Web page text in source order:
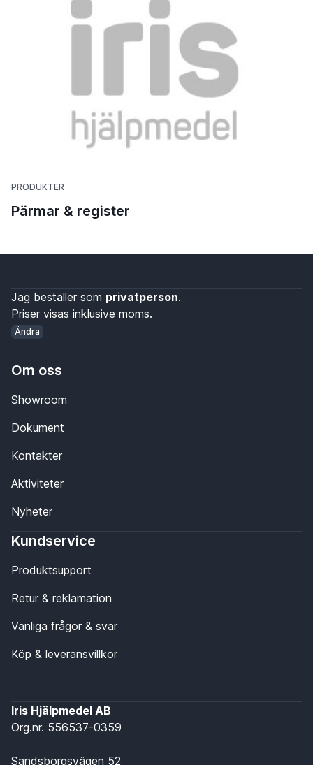
PRODUKTER
Pärmar & register
Jag beställer som privatperson.
Priser visas inklusive moms.
Ändra
Om oss
Showroom
Dokument
Kontakter
Aktiviteter
Nyheter
Kundservice
Produktsupport
Retur & reklamation
Vanliga frågor & svar
Köp & leveransvillkor
Iris Hjälpmedel AB
Org.nr. 556537-0359
Sandsborgsvägen 52